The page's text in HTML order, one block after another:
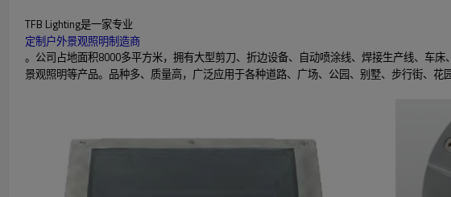
TFB Lighting是一家专业
定制户外景观照明制造商
。公司占地面积8000多平方米，拥有大型剪刀、折边设备、自动喷涂线、焊接生产线、车
景观照明等产品。品种多、质量高，广泛应用于各种道路、广场、公园、别墅、步行街、花